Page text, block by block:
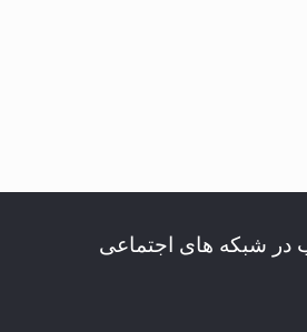
در شبکه های اجتماعی